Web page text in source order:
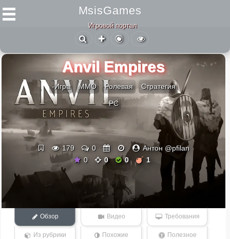
MsisGames
Игровой портал
Anvil Empires
-Игра ММО Ролевая Стратегия
PC
179 0
Антон @pfilan
0
0 0 1
Обзор Видео Требования
Из рубрики Похожие Полезное